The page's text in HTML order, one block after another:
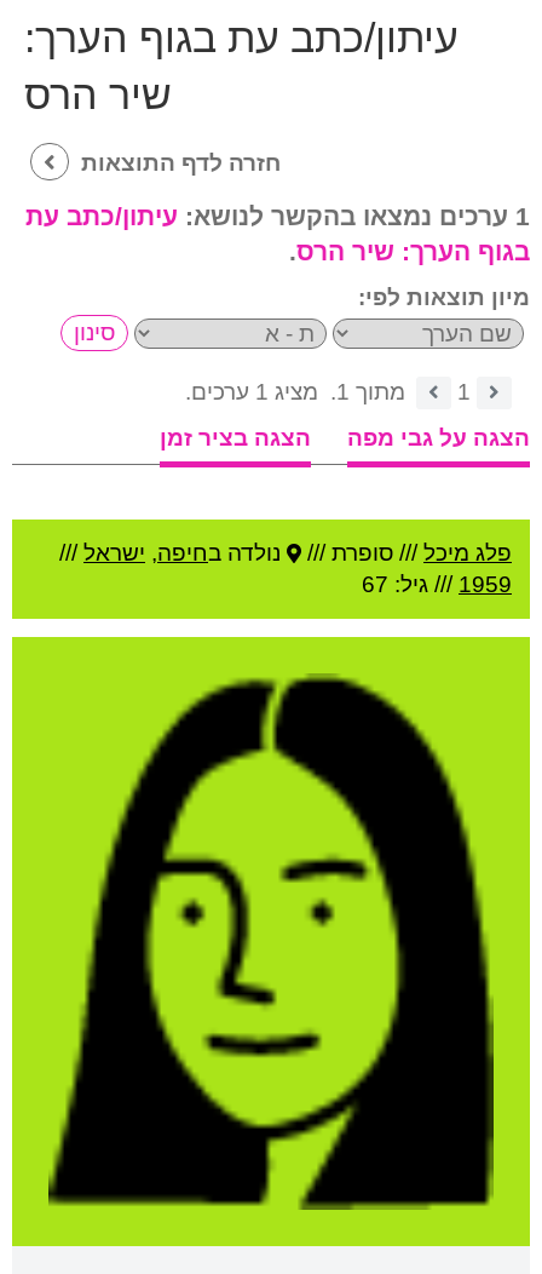
עיתון/כתב עת בגוף הערך:
שיר הרס
חזרה לדף התוצאות
1 ערכים נמצאו בהקשר לנושא:
עיתון/כתב עת
בגוף הערך: שיר הרס.
מיון תוצאות לפי:
1 מתוך 1.
מציג 1 ערכים.
הצגה על גבי מפה
הצגה בציר זמן
פלג מיכל/// סופרת /// נולדה בחיפה, ישראל///
1959 /// גיל: 67